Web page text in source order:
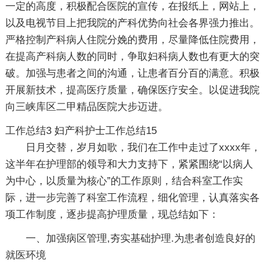
一定的高度，积极配合医院的宣传，在报纸上，网站上，
以及电视节目上把我院的产科优势向社会各界强力推出。
严格控制产科病人住院分娩的费用，尽量降低住院费用，
在提高产科病人数的同时，争取妇科病人数也有更大的突
破。加强与患者之间的沟通，让患者百分百的满意。积极
开展新技术，提高医疗质量，确保医疗安全。以促进我院
向三峡库区二甲精品医院大步迈进。
工作总结3
日月交替，岁月如歌，我们在工作中走过了xxxx年，
这半年在护理部的领导和大力支持下，紧紧围绕“以病人
为中心，以质量为核心”的工作原则，结合科室工作实
际，进一步完善了科室工作流程，细化管理，认真落实各
项工作制度，逐步提高护理质量，现总结如下：
一、加强病区管理,夯实基础护理.为患者创造良好的
就医环境
妇产科护士工作总结15